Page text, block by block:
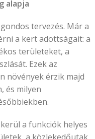
alapja
tervezés. Már a
a kert adottságait: a
területeket, a
Ezek az
növények érzik majd
és milyen
a funkciók helyes